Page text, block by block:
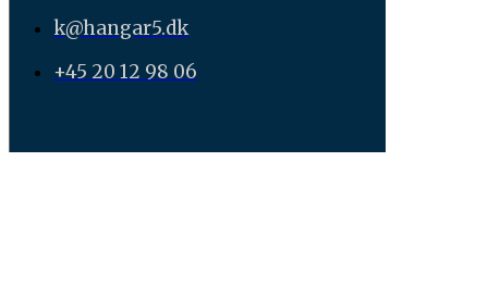
k@hangar5.dk
+45 20 12 98 06